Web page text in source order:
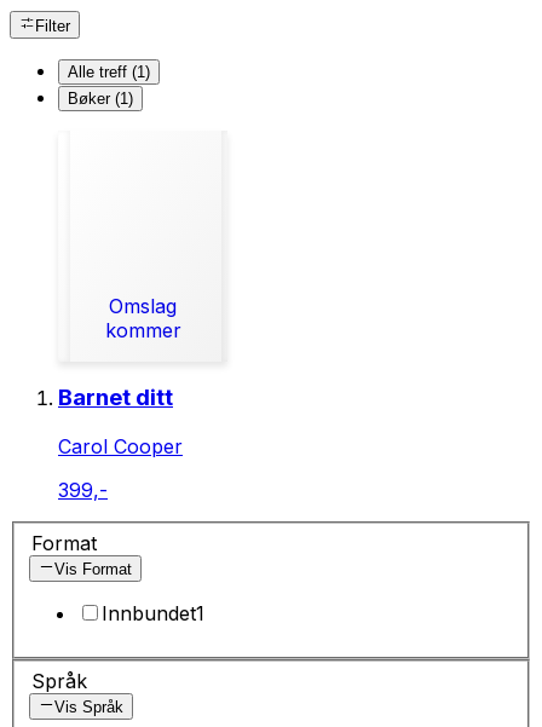
Filter
Alle treff (1)
Bøker (1)
Omslag
kommer
Barnet ditt
Carol Cooper
399,-
Format
Vis Format
Innbundet1
Språk
Vis Språk